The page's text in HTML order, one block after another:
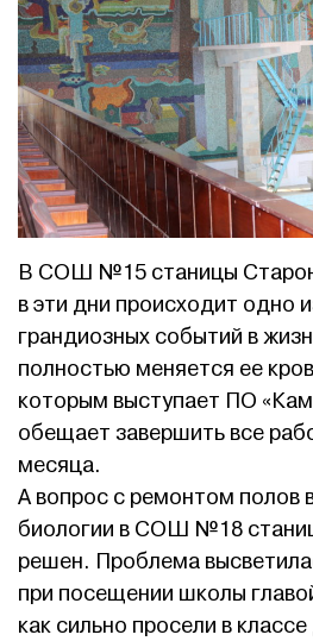
В СОШ №15 станицы
в эти дни происходит одно
грандиозных событий в
полностью меняется ее
которым выступает ПО
обещает завершить все
месяца.
А вопрос с ремонтом полов
биологии в СОШ №18
решен. Проблема
при посещении школы
как сильно просели в